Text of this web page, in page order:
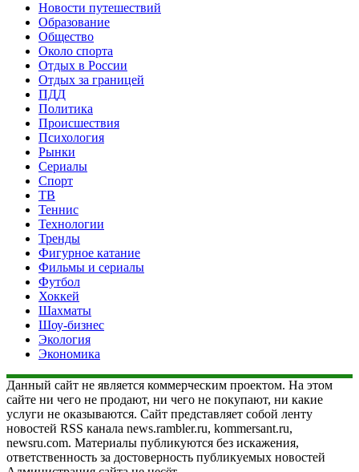
Новости путешествий
Образование
Общество
Около спорта
Отдых в России
Отдых за границей
ПДД
Политика
Происшествия
Психология
Рынки
Сериалы
Спорт
ТВ
Теннис
Технологии
Тренды
Фигурное катание
Фильмы и сериалы
Футбол
Хоккей
Шахматы
Шоу-бизнес
Экология
Экономика
Данный сайт не является коммерческим проектом. На этом
сайте ни чего не продают, ни чего не покупают, ни какие
услуги не оказываются. Сайт представляет собой ленту
новостей RSS канала news.rambler.ru, kommersant.ru,
newsru.com. Материалы публикуются без искажения,
ответственность за достоверность публикуемых новостей